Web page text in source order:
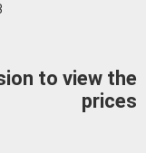
to view the
prices